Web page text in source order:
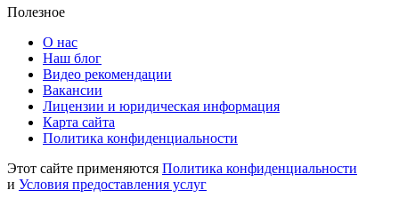
Полезное
О нас
Наш блог
Видео рекомендации
Вакансии
Лицензии и юридическая информация
Карта сайта
Политика конфиденциальности
Этот сайте применяются Политика конфиденциальности
и Условия предоставления услуг